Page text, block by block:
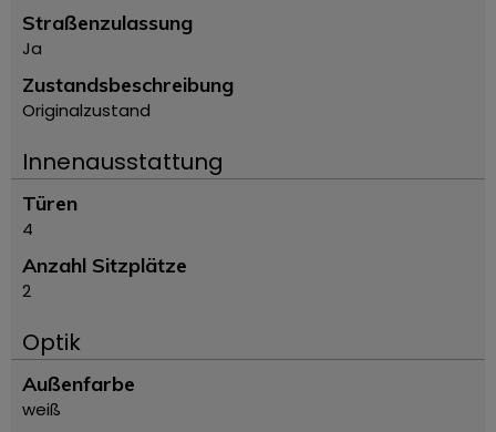
Straßenzulassung
Ja
Zustandsbeschreibung
Originalzustand
Innenausstattung
Türen
4
Anzahl Sitzplätze
2
Optik
Außenfarbe
weiß